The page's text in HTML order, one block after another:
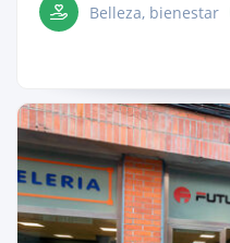
Belleza, bienestar